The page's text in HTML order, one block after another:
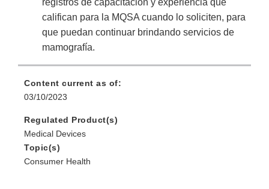
registros de capacitación y experiencia que
califican para la MQSA cuando lo soliciten, para
que puedan continuar brindando servicios de
mamografía.
Content current as of:
03/10/2023
Regulated Product(s)
Medical Devices
Topic(s)
Consumer Health